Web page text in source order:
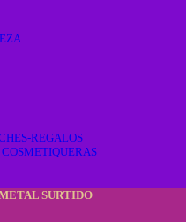
REGALOS
SURTIDO